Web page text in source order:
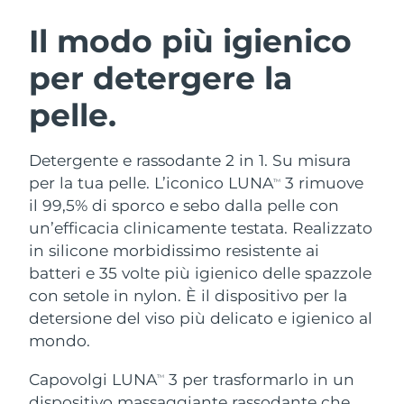
Il modo più igienico
per detergere la
pelle.
Detergente e rassodante 2 in 1. Su misura
per la tua pelle. L’iconico LUNATM
3 rimuove
il 99,5% di sporco e sebo dalla pelle con
un’efficacia clinicamente testata. Realizzato
in silicone morbidissimo resistente ai
batteri e 35 volte più igienico delle spazzole
con setole in nylon. È il dispositivo per la
detersione del viso più delicato e igienico al
mondo.
Capovolgi LUNATM
3 per trasformarlo in un
Detersione viso
Anti-aging massage
LUNA™ 4 Plus
Massage, LED heating
LUNA™ 4 Men
Microcurrent toning
BEAR™ 2 go
Microcurrent toning on-the-go
BEAR™ 2 eyes & lips
Idratazione
UFO™ 3 pacchetto
Deep facial hydration
UFO™ 3 LED
device
Igiene orale
issa™ 4
Hybrid silicone sonic toothbrush
TRATTAMENTI ANTI-AGE FAQ™
Anti-age Trattamenti LED
NEW
Austria Consegna stimata
Bahrein Consegna stimata
Belgio
Bermuda Consegna stimata 8/14/26
Bosnia ed
Erzegovina
Consegna stimata8/11/26
Brunei Consegna stimata
Bulgaria Consegna stimata8/8/26
Canada
Cile Consegna stimata 8/12/26